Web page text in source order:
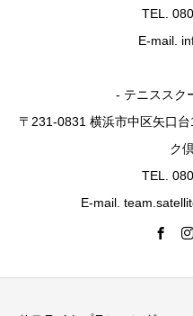
TEL.
E-mail.
- テニススク
〒231-0831 横浜市中区矢口
ク
TEL.
E-mail.